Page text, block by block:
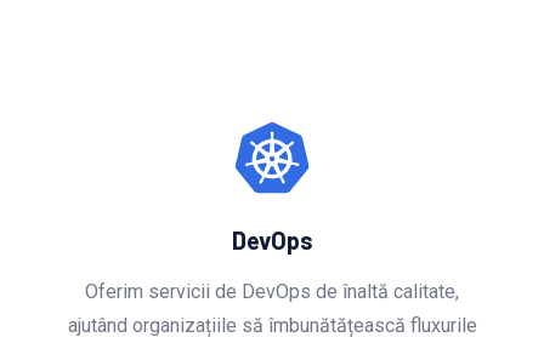
DevOps
Oferim servicii de DevOps de înaltă calitate,
ajutând organizațiile să îmbunătățească fluxurile